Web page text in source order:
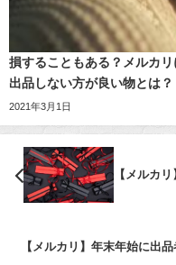
損することもある？メルカリ
出品しない方が良い物とは？
2021年3月1日
【メルカ
【メルカリ】年末年始に出